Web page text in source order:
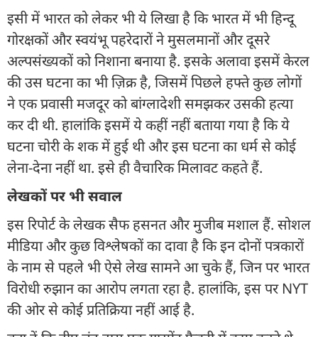
इसी में भारत को लेकर भी ये लिखा है कि भारत में भी हिन्दू
गोरक्षकों और स्वयंभू पहरेदारों ने मुसलमानों और दूसरे
अल्पसंख्यकों को निशाना बनाया है. इसके अलावा इसमें केरल
की उस घटना का भी ज़िक्र है, जिसमें पिछले हफ्ते कुछ लोगों
ने एक प्रवासी मजदूर को बांग्लादेशी समझकर उसकी हत्या
कर दी थी. हालांकि इसमें ये कहीं नहीं बताया गया है कि ये
घटना चोरी के शक में हुई थी और इस घटना का धर्म से कोई
लेना-देना नहीं था. इसे ही वैचारिक मिलावट कहते हैं.
लेखकों पर भी सवाल
इस रिपोर्ट के लेखक सैफ हसनत और मुजीब मशाल हैं. सोशल
मीडिया और कुछ विश्लेषकों का दावा है कि इन दोनों पत्रकारों
के नाम से पहले भी ऐसे लेख सामने आ चुके हैं, जिन पर भारत
विरोधी रुझान का आरोप लगता रहा है. हालांकि, इस पर NYT
की ओर से कोई प्रतिक्रिया नहीं आई है.